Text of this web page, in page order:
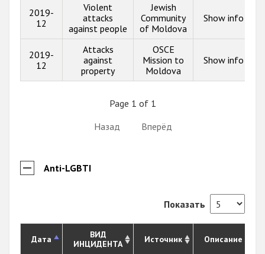
2019-
12
Violent
attacks
against people
Jewish
Community
of Moldova
Show info
2019-
12
Attacks
against
property
OSCE
Mission to
Moldova
Show info
Page 1 of 1
Назад
Вперёд
Anti-LGBTI
Показать
Дата
ВИД
ИНЦИДЕНТА
Источник Описание